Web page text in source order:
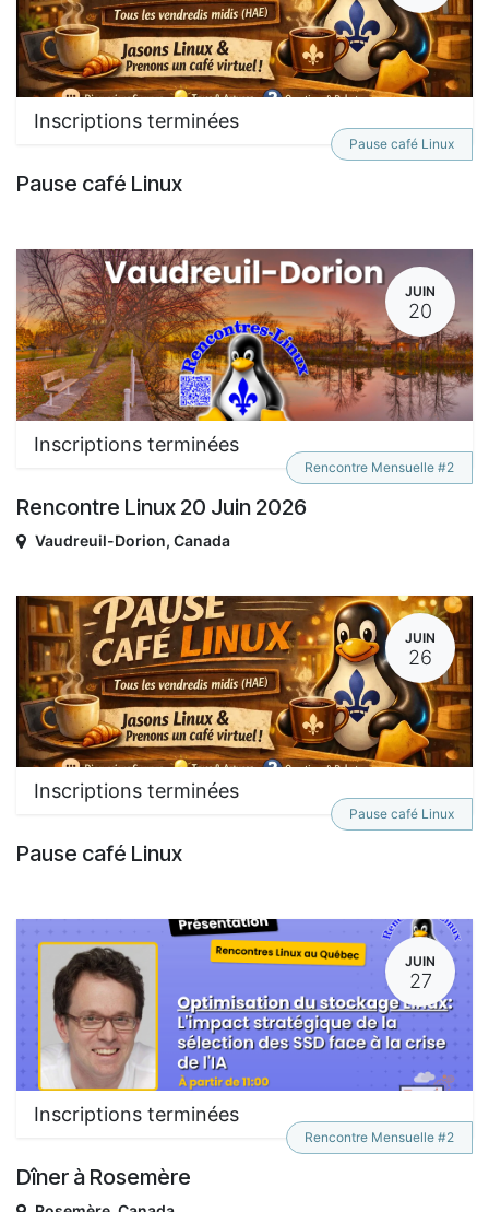
Inscriptions terminées
Pause café Linux
Pause café Linux
JUIN
20
Inscriptions terminées
Rencontre Linux 20 Juin 2026
Rencontre Mensuelle #2
Vaudreuil-Dorion, Canada
JUIN
26
Inscriptions terminées
Pause café Linux
Pause café Linux
JUIN
27
Inscriptions terminées
Dîner à Rosemère
Rencontre Mensuelle #2